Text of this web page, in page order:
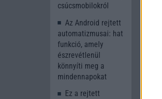
csúcsmobilokról
Az Android rejtett
automatizmusai: hat
funkció, amely
észrevétlenül
könnyíti meg a
mindennapokat
Ez a rejtett